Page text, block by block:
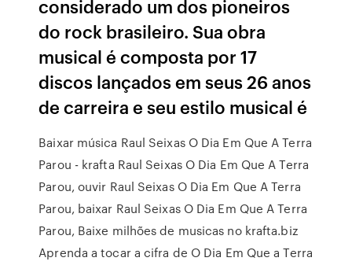
considerado um dos pioneiros
do rock brasileiro. Sua obra
musical é composta por 17
discos lançados em seus 26 anos
de carreira e seu estilo musical é
Baixar música Raul Seixas O Dia Em Que A Terra
Parou - krafta Raul Seixas O Dia Em Que A Terra
Parou, ouvir Raul Seixas O Dia Em Que A Terra
Parou, baixar Raul Seixas O Dia Em Que A Terra
Parou, Baixe milhões de musicas no krafta.biz
Aprenda a tocar a cifra de O Dia Em Que a Terra